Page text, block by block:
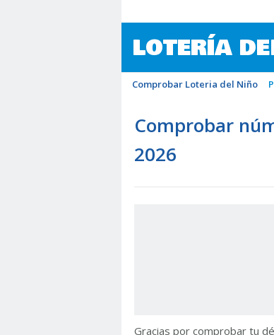
LOTERÍA
Comprobar Loteria del Niño
Comprobar
2026
Gracias por comprobar tu